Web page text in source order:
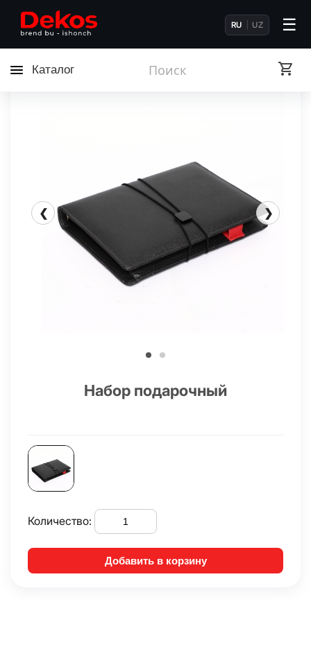
RU UZ ☰
Каталог
❮ ❯
Набор подарочный
Количество:
Добавить в корзину